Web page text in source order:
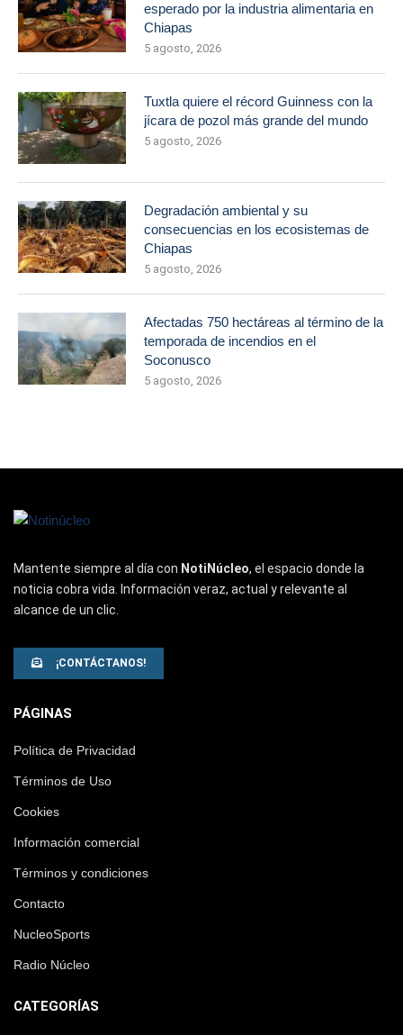
esperado por la industria alimentaria en
Chiapas
5 agosto, 2026
Tuxtla quiere el récord Guinness con la
jícara de pozol más grande del mundo
5 agosto, 2026
Degradación ambiental y su
consecuencias en los ecosistemas de
Chiapas
5 agosto, 2026
Afectadas 750 hectáreas al término de la
temporada de incendios en el
Soconusco
5 agosto, 2026
Mantente siempre al día con NotiNúcleo, el espacio donde la
noticia cobra vida. Información veraz, actual y relevante al
alcance de un clic.
¡CONTÁCTANOS!
PÁGINAS
Política de Privacidad
Términos de Uso
Cookies
Información comercial
Términos y condiciones
Contacto
NucleoSports
Radio Núcleo
CATEGORÍAS